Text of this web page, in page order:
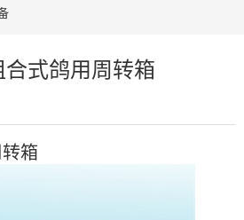
合式鸽用周转箱
箱